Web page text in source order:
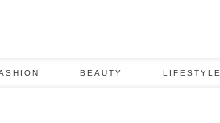
BEAUTY LIFESTYLE